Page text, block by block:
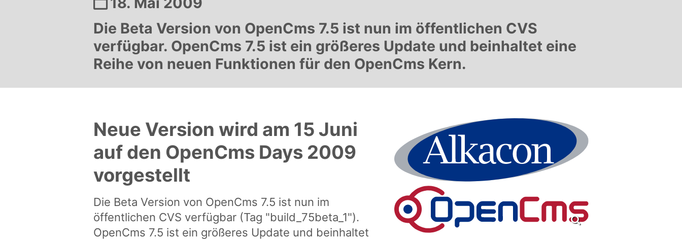
Die Beta Version von OpenCms 7.5 ist nun im öffentlichen CVS
verfügbar. OpenCms 7.5 ist ein größeres Update und beinhaltet eine
Reihe von neuen Funktionen für den OpenCms Kern.
Neue Version wird am 15 Juni
auf den OpenCms Days 2009
vorgestellt
Die Beta Version von OpenCms 7.5 ist nun im
öffentlichen CVS verfügbar (Tag "build_75beta_1").
OpenCms 7.5 ist ein größeres Update und beinhaltet